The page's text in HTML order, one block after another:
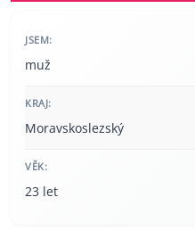
JSEM:
muž
KRAJ:
Moravskoslezský
VĚK:
23 let